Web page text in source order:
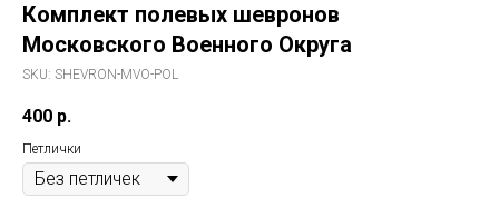
Комплект полевых шевронов
Московского Военного Округа
SKU: SHEVRON-MVO-POL
400 р.
Петлички